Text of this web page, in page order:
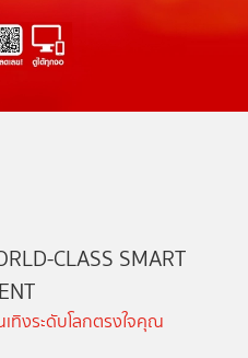
CLASS SMART
ทิงระดับโลกตรงใจคุณ